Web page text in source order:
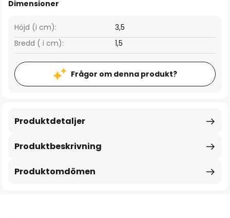
Dimensioner
Bredd ( i cm): 1,5
Höjd (i cm): 3,5
Frågor om denna produkt?
Produktbeskrivning
Produktdetaljer
Produktomdömen